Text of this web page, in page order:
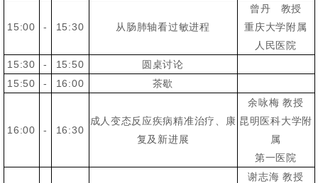
15:00 - 15:30 从肠肺轴看过敏进程
曾丹 教授
重庆大学附属
人民医院
15:30
- 15:50
圆桌讨论
15:50
- 16:00 茶歇
16:00 - 16:30
成人变态反应疾病精准治疗、康
复及新进展
余咏梅 教授
昆明医科大学附
属
第一医院
谢志海 教授